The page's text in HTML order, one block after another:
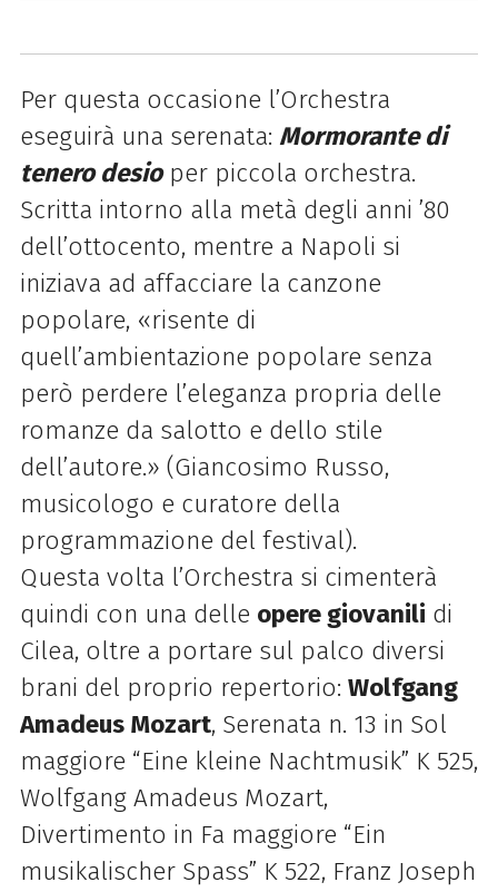
Per questa occasione l’Orchestra
eseguirà una serenata: Mormorante di
tenero desioper piccola orchestra.
Scritta intorno alla metà degli anni ’80
dell’ottocento, mentre a Napoli si
iniziava ad affacciare la canzone
popolare, «risente di
quell’ambientazione popolare senza
però perdere l’eleganza propria delle
romanze da salotto e dello stile
dell’autore.» (Giancosimo Russo,
musicologo e curatore della
programmazione del festival).
Questa volta l’Orchestra si cimenterà
quindi con una delle opere giovanili di
Cilea, oltre a portare sul palco diversi
brani del proprio repertorio: Wolfgang
Amadeus Mozart, Serenata n. 13 in Sol
maggiore “Eine kleine Nachtmusik” K 525,
Wolfgang Amadeus Mozart,
Divertimento in Fa maggiore “Ein
musikalischer Spass” K 522, Franz Joseph